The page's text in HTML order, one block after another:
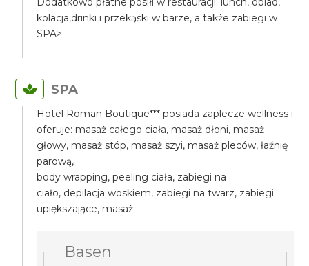
kolacja,drinki i przekąski w barze, a także zabiegi w
SPA>
SPA
Hotel Roman Boutique*** posiada zaplecze wellness i
oferuje: masaż całego ciała, masaż dłoni, masaż
głowy, masaż stóp, masaż szyi, masaż pleców, łaźnię
parową,
body wrapping, peeling ciała, zabiegi na
ciało, depilacja woskiem, zabiegi na twarz, zabiegi
upiększające, masaż.
Basen